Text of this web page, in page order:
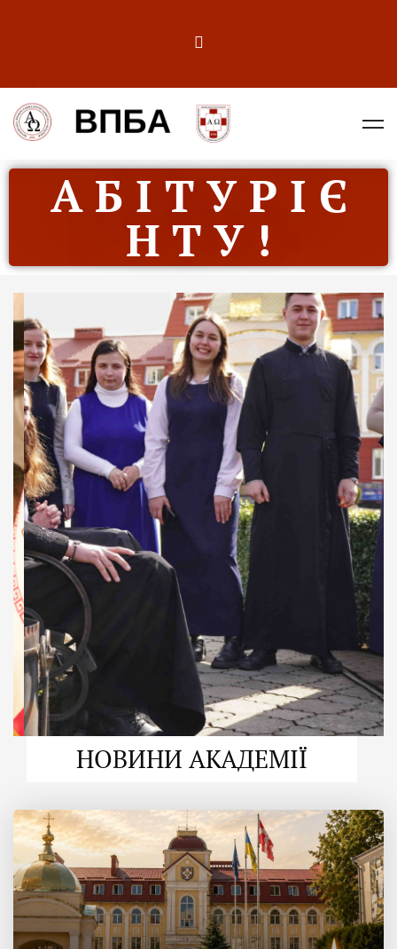
А Б І Т У Р І Є
Н Т У !
ДУХОВНО СИЛЬНІ!
ВПБА — спільнота, де
формується
покликання
Читати більше
НОВИНИ АКАДЕМІЇ